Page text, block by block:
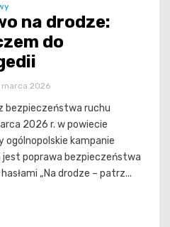
na drodze:
do
marca 2026
bezpieczeństwa ruchu
2026 r. w powiecie
ogólnopolskie kampanie
poprawa bezpieczeństwa
„Na drodze – patrz...